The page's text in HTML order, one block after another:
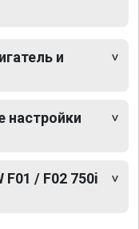
и
настройки
F01 / F02 750i